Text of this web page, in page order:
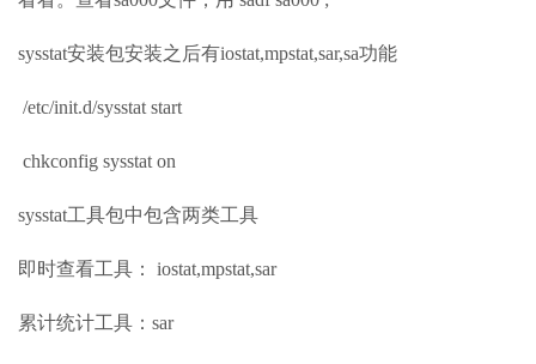
sysstat安装包安装之后有iostat,mpstat,sar,sa功能
/etc/init.d/sysstat start
chkconfig sysstat on
sysstat工具包中包含两类工具
即时查看工具： iostat,mpstat,sar
累计统计工具：sar